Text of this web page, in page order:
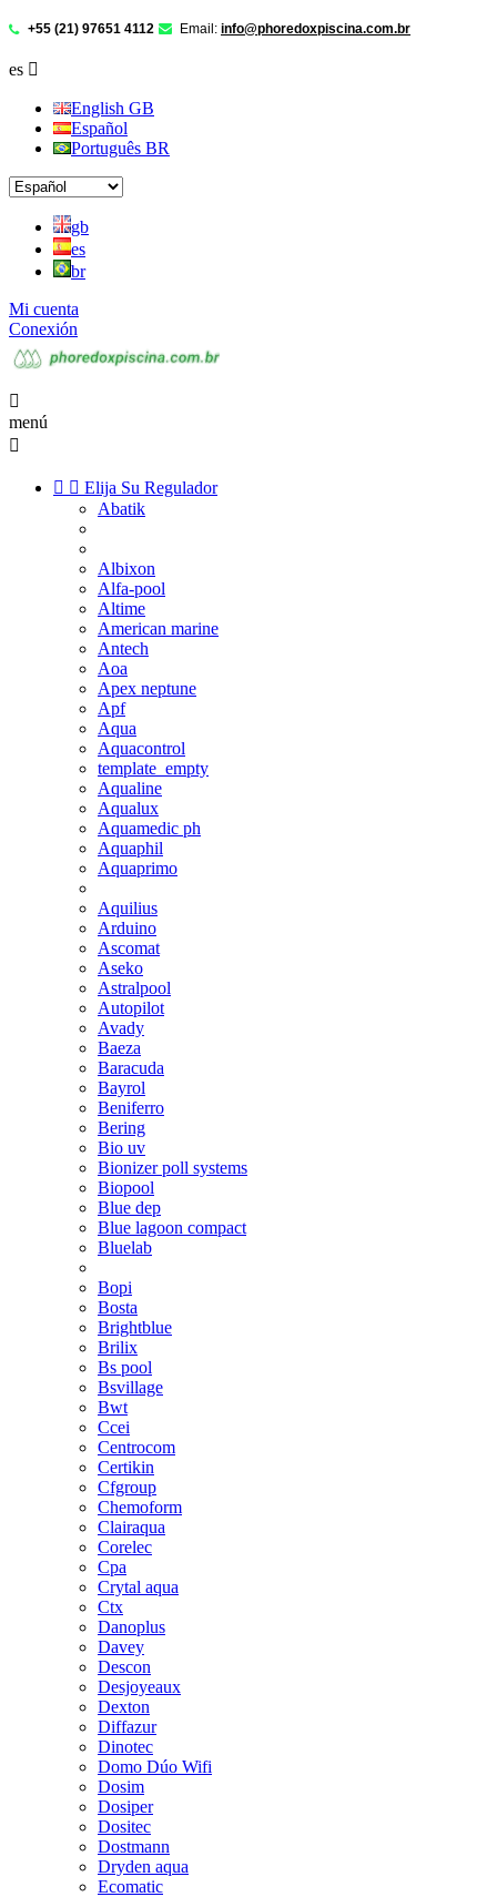
+55 (21) 97651 4112 Email: info@phoredoxpiscina.com.br
es 
English GB
Español
Português BR
gb
es
br
Mi cuenta
Conexión

menú

  Elija Su Regulador
Abatik
Albixon
Alfa-pool
Altime
American marine
Antech
Aoa
Apex neptune
Apf
Aqua
Aquacontrol
template_empty
Aqualine
Aqualux
Aquamedic ph
Aquaphil
Aquaprimo
Aquilius
Arduino
Ascomat
Aseko
Astralpool
Autopilot
Avady
Baeza
Baracuda
Bayrol
Beniferro
Bering
Bio uv
Bionizer poll systems
Biopool
Blue dep
Blue lagoon compact
Bluelab
Bopi
Bosta
Brightblue
Brilix
Bs pool
Bsvillage
Bwt
Ccei
Centrocom
Certikin
Cfgroup
Chemoform
Clairaqua
Corelec
Cpa
Crytal aqua
Ctx
Danoplus
Davey
Descon
Desjoyeaux
Dexton
Diffazur
Dinotec
Domo Dúo Wifi
Dosim
Dosiper
Dositec
Dostmann
Dryden aqua
Ecomatic